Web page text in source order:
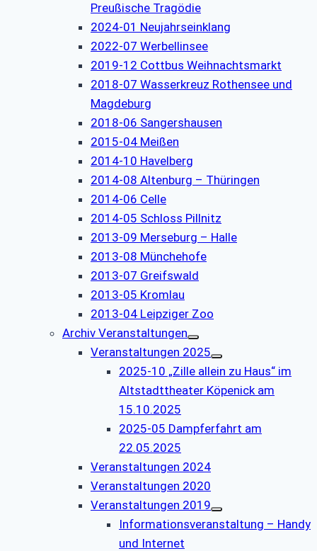
Preußische Tragödie
2024-01 Neujahrseinklang
2022-07 Werbellinsee
2019-12 Cottbus Weihnachtsmarkt
2018-07 Wasserkreuz Rothensee und
Magdeburg
2018-06 Sangershausen
2015-04 Meißen
2014-10 Havelberg
2014-08 Altenburg – Thüringen
2014-06 Celle
2014-05 Schloss Pillnitz
2013-09 Merseburg – Halle
2013-08 Münchehofe
2013-07 Greifswald
2013-05 Kromlau
2013-04 Leipziger Zoo
Archiv Veranstaltungen
Veranstaltungen 2025
2025-10 „Zille allein zu Haus“ im
Altstadttheater Köpenick am
15.10.2025
2025-05 Dampferfahrt am
22.05.2025
Veranstaltungen 2024
Veranstaltungen 2020
Veranstaltungen 2019
Informationsveranstaltung – Handy
und Internet